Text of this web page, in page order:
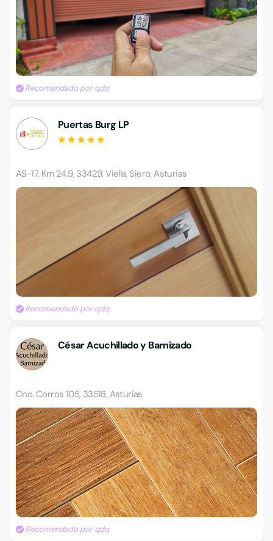
Recomendado por qdq
Puertas Burg LP
AS-17, Km 24.9, 33429, Viella, Siero, Asturias
Recomendado por qdq
César Acuchillado y Barnizado
Cno. Corros 105, 33518, Asturias
Recomendado por qdq